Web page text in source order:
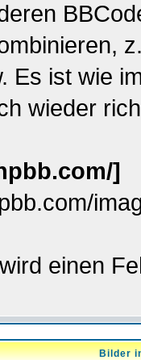
Es ist wie
wieder
]
einen
Bilder